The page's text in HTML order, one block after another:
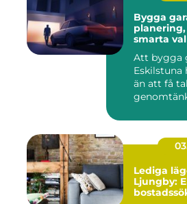
Bygga
smarta val
Att bygga
Eskilstuna
än att få
Lediga
Ljungby: